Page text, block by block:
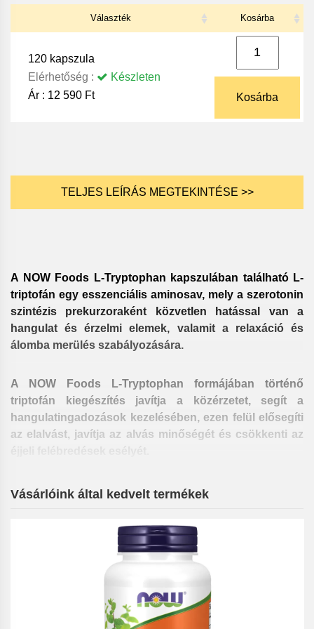
Választék Kosárba
120 kapszula
Elérhetőség :
Készleten
Ár : 12 590 Ft Kosárba
TELJES LEÍRÁS MEGTEKINTÉSE >>
A NOW Foods L-Tryptophan kapszulában található L-
triptofán egy esszenciális aminosav, mely a szerotonin
szintézis prekurzoraként közvetlen hatással van a
hangulat és érzelmi elemek, valamit a relaxáció és
álomba merülés szabályozására.
A NOW Foods L-Tryptophan formájában történő
triptofán kiegészítés javítja a közérzetet, segít a
hangulatingadozások kezelésében, ezen felül elősegíti
az elalvást, javítja az alvás minőségét és csökkenti az
lenyelve, az utolsó adagot lefekvés előtt vagy az
orvosa utasítása szerint.
Vásárlóink által kedvelt termékek